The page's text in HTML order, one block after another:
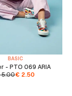
BASIC
- PTO 069 ARIA
5.00€ 2.50